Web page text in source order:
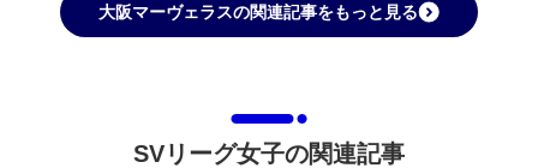
大阪マーヴェラスの関連記事をもっと見る
SVリーグ女子の関連記事